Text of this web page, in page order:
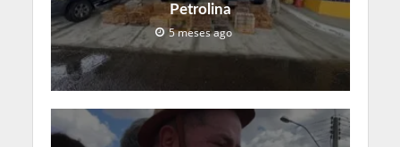
Petrolina
5 meses ago